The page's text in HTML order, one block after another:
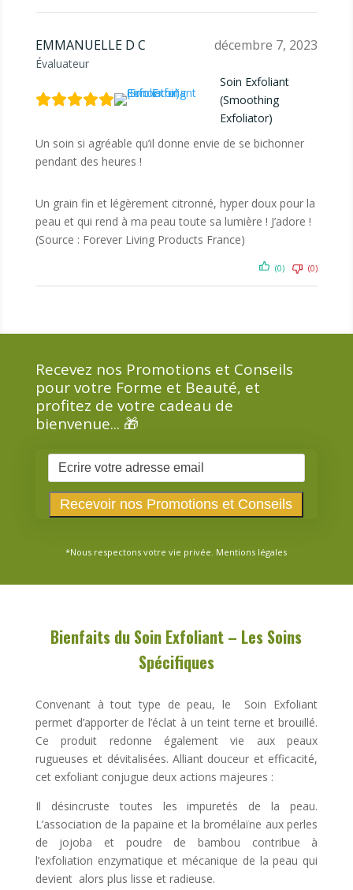
EMMANUELLE D C
Évaluateur
décembre 7, 2023
Soin Exfoliant
(Smoothing
Exfoliator)
Un soin si agréable qu’il donne envie de se bichonner
pendant des heures !
Un grain fin et légèrement citronné, hyper doux pour la
peau et qui rend à ma peau toute sa lumière ! J’adore !
(Source : Forever Living Products France)
(0) (0)
Recevez nos Promotions et Conseils
pour votre Forme et Beauté, et
profitez de votre cadeau de
bienvenue... 🎁
*Nous respectons votre vie privée. Mentions légales
Bienfaits du Soin Exfoliant – Les Soins
Spécifiques
Convenant à tout type de peau, le Soin Exfoliant
permet d’apporter de l’éclat à un teint terne et brouillé.
Ce produit redonne également vie aux peaux
rugueuses et dévitalisées. Alliant douceur et efficacité,
cet exfoliant conjugue deux actions majeures :
Il désincruste toutes les impuretés de la peau.
L’association de la papaïne et la bromélaïne aux perles
de jojoba et poudre de bambou contribue à
l’exfoliation enzymatique et mécanique de la peau qui
devient alors plus lisse et radieuse.